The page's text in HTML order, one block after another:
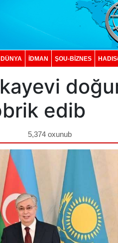
DÜNYA İDMAN ŞOU-BİZNES
edib
5,374 oxunub